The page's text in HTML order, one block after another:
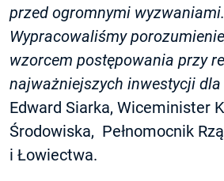
przed ogromnymi wyzwaniami.
Wypracowaliśmy
wzorcem postępowania przy
najważniejszych inwestycji
Edward Siarka, Wiceminister
Środowiska, Pełnomocnik
i Łowiectwa.